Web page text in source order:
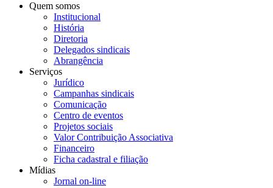
Quem somos
Institucional
História
Diretoria
Delegados sindicais
Abrangência
Serviços
Jurídico
Campanhas sindicais
Comunicação
Centro de eventos
Projetos sociais
Valor Contribuição Associativa
Financeiro
Ficha cadastral e filiação
Mídias
Jornal on-line